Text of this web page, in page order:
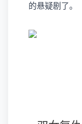
的悬疑剧了。